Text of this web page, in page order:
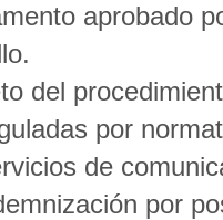
aprobado
del
por
de
por